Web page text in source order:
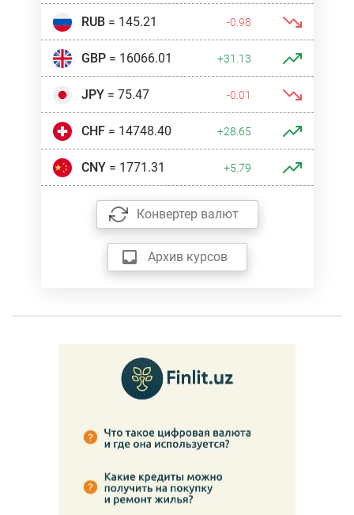
RUB= 145.21 -0.98
GBP= 16066.01 +31.13
JPY= 75.47 -0.01
CHF= 14748.40 +28.65
CNY= 1771.31 +5.79
Конвертер валют
Архив курсов